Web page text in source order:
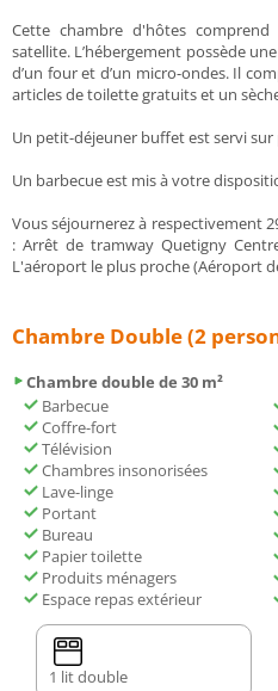
Cette chambre d'hôtes
satellite. L’hébergement possède
d’un four et d’un micro-ondes. Il
articles de toilette gratuits et un
Un petit-déjeuner buffet est servi sur
Un barbecue est mis à votre
Vous séjournerez à respectivement
: Arrêt de tramway Quetigny
L'aéroport le plus proche (Aéroport
Chambre Double (2
Chambre double de 30 m²
Barbecue
Coffre-fort
Télévision
Chambres insonorisées
Lave-linge
Portant
Bureau
Papier toilette
Produits ménagers
Espace repas extérieur
1 lit double